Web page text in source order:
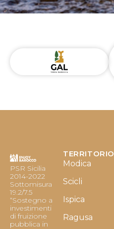
PSR Sicilia
2014-2022
Sottomisura
19.2/7.5
“Sostegno a
investimenti
di fruizione
pubblica in
TERRITORIO
Modica
Scicli
Ispica
Ragusa